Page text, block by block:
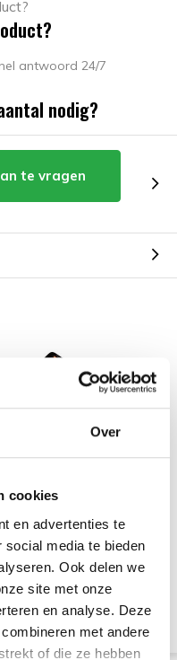
Over
cookies
en advertenties te
media te bieden
Ook delen we
site met onze
en analyse. Deze
met andere
of die ze hebben
antwoord 24/7
nodig?
te vragen
opbergtas Maxi,
ca. H135 x B30 cm
54,99